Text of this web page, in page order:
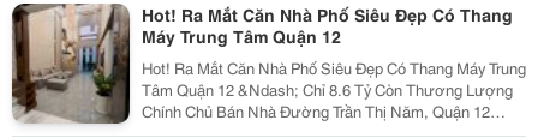
Hot! Ra Mắt Căn Nhà Phố Siêu Đẹp Có Thang
Máy Trung Tâm Quận 12
Hot! Ra Mắt Căn Nhà Phố Siêu Đẹp Có Thang Máy Trung
Tâm Quận 12 &Ndash; Chỉ 8.6 Tỷ Còn Thương Lượng
Chính Chủ Bán Nhà Đường Trần Thị Năm, Quận 12
&Ndash; Vị Trí Đẹp, Khu Dân Cư Hiện Hữu, Tiện Ích Đầy